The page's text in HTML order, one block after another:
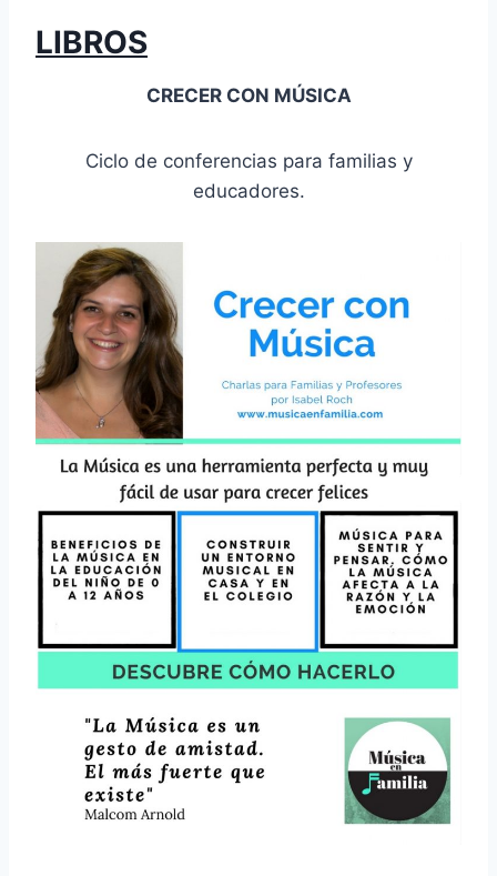
LIBROS
CRECER CON MÚSICA
Ciclo de conferencias para familias y
educadores.